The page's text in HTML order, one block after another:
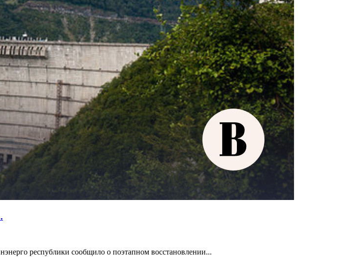
республики сообщило о поэтапном восстановлении...